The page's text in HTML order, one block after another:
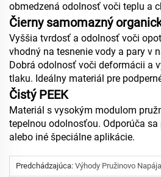
obmedzená odolnosť voči teplu a
Čierny samomazný
Vyššia tvrdosť a odolnosť voči
vhodný na tesnenie vody a pary v
Dobrá odolnosť voči deformácii a
tlaku. Ideálny materiál pre
Čistý PEEK
Materiál s vysokým modulom
tepelnou odolnosťou. Odporúča sa
alebo iné špeciálne aplikácie.
Predchádzajúca: Výhody Pružinovo